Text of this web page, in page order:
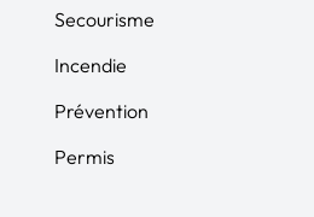
manques éventuels
journalier
dysfonctionnement
Secourisme
Incendie
Prévention
Permis